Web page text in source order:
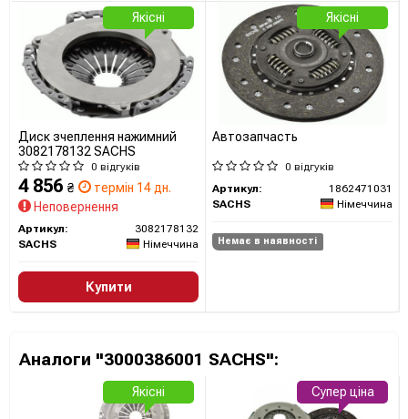
Усі запчастини SACHS →
Диск зчеплення нажимний
3082178132 SACHS
0 відгуків
4 856 ₴
термін 14 дн.
Неповернення
Артикул:
3082178132
SACHS
Німеччина
Купити
Якісні
Автозапчасть
0 відгуків
Артикул:
1862471031
SACHS
Німеччина
Немає в наявності
Якісні
Аналоги "3000386001 SACHS":
Якісні Супер ціна